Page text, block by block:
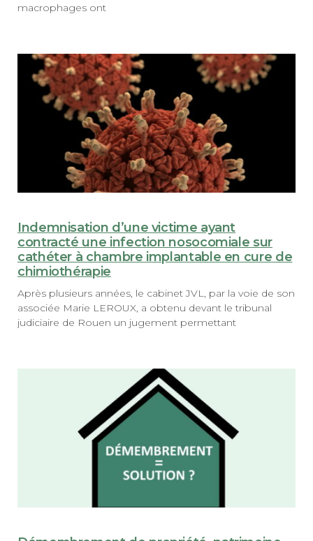
macrophages ont
Indemnisation d’une victime ayant
contracté une infection nosocomiale sur
cathéter à chambre implantable en cure de
chimiothérapie
Après plusieurs années, le cabinet JVL, par la voie de son
associée Marie LEROUX, a obtenu devant le tribunal
judiciaire de Rouen un jugement permettant